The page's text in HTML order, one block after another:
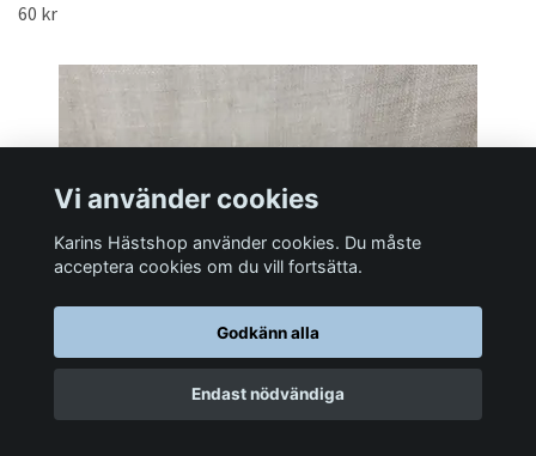
60 kr
Vi använder cookies
Karins Hästshop använder cookies. Du måste
acceptera cookies om du vill fortsätta.
Godkänn alla
Endast nödvändiga